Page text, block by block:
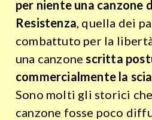
per niente una canzone
Resistenza, quella dei
combattuto per la
una canzonescritta
commercialmente la
Sono molti gli storici
canzone fosse poco